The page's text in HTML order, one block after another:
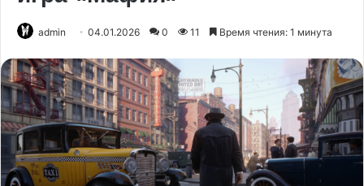
admin 04.01.2026 0 11 Время чтения: 1 минута